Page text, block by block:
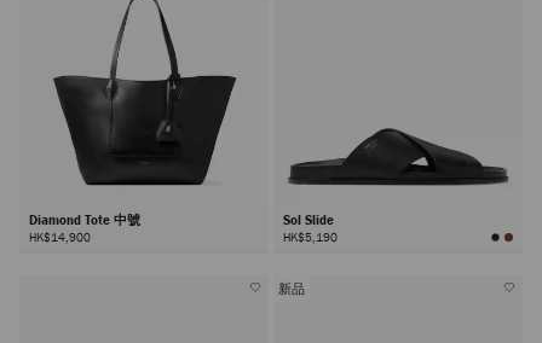
Diamond Tote 中號
HK$14,900
Sol Slide
HK$5,190
新品